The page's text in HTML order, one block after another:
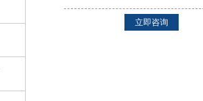
立即咨询